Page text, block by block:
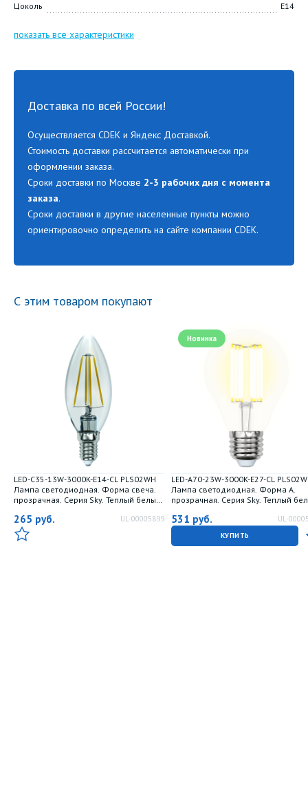
Цоколь
E14
показать все характеристики
Доставка по всей России!
Осуществляется CDEK и Яндекс Доставкой.
Стоимость доставки рассчитается автоматически при
оформлении заказа.
Сроки доставки по Москве 2-3 рабочих дня с момента
заказа.
Сроки доставки в другие населенные пункты можно
ориентировочно определить на сайте компании CDEK.
С этим товаром покупают
LED-C35-13W-3000K-E14-CL PLS02WH
Лампа светодиодная. Форма свеча.
прозрачная. Серия Sky. Теплый белый
265 руб. UL-00005899
Новинка
LED-A70-23W-3000K-E27-CL
Лампа светодиодная. Форма A.
прозрачная. Серия Sky. Теплый
531 руб. UL-
КУПИТЬ